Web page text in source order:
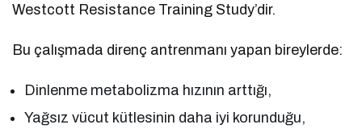
Westcott Resistance Training Study’dir.
Bu çalışmada direnç antrenmanı yapan bireylerde:
Dinlenme metabolizma hızının arttığı,
Yağsız vücut kütlesinin daha iyi korunduğu,